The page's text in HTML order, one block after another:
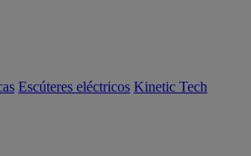
Escúteres eléctricos Kinetic Tech